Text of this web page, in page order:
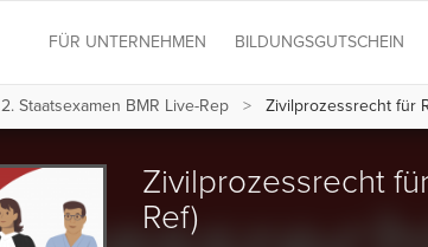
FÜR UNTERNEHMEN BILDUNGSGUTSCHEIN
2. Staatsexamen BMR Live-Rep Zivilprozessrecht für
Zivilprozessrecht
Ref)